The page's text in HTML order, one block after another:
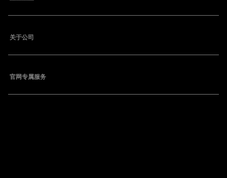
关于公司
官网专属服务